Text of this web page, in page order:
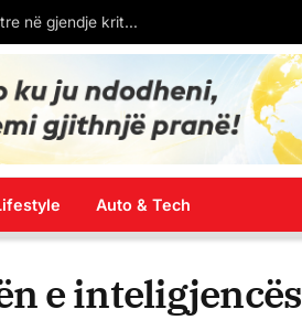
LAJM I FUNDIT: Spanja ekstradon në Kosovë Dukagjin Nikollajn, protagonistin e përleshjes në “Bon Vivant”
Auto & Tech
e inteligjencës